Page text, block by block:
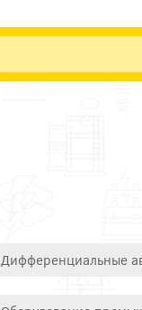
Дифференциальные